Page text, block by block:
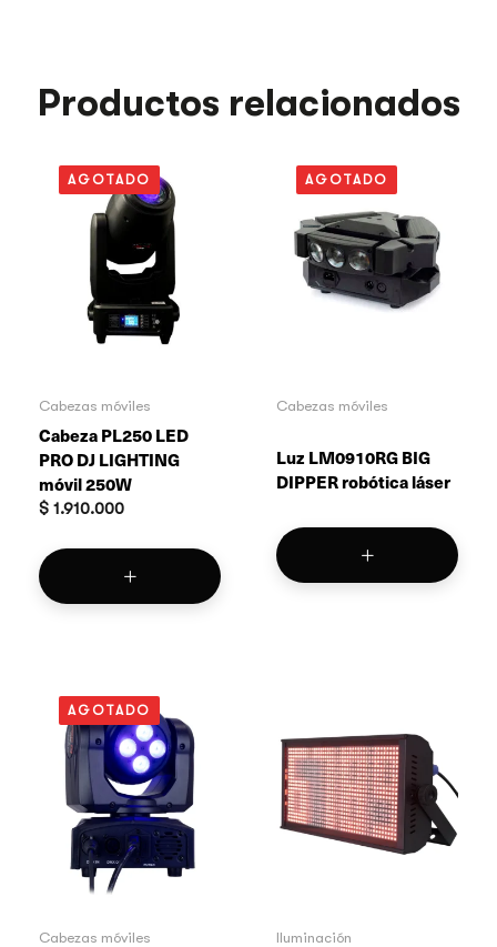
Productos relacionados
AGOTADO
Cabezas móviles
Cabeza PL250 LED
PRO DJ LIGHTING
móvil 250W
$ 1.910.000
AGOTADO
Cabezas móviles
Luz LM0910RG BIG
DIPPER robótica láser
AGOTADO
Cabezas móviles Iluminación